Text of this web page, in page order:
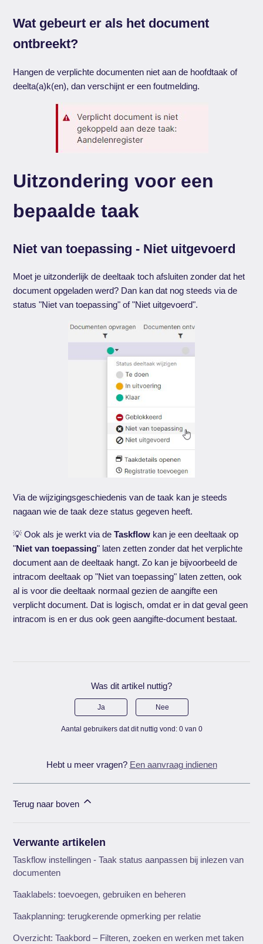
Wat gebeurt er als het document
ontbreekt?
Hangen de verplichte documenten niet aan de hoofdtaak of
deelta(a)k(en), dan verschijnt er een foutmelding.
Uitzondering voor een
bepaalde taak
Niet van toepassing - Niet uitgevoerd
Moet je uitzonderlijk de deeltaak toch afsluiten zonder dat het
document opgeladen werd? Dan kan dat nog steeds via de
status "Niet van toepassing" of "Niet uitgevoerd".
Via de wijzigingsgeschiedenis van de taak kan je steeds
nagaan wie de taak deze status gegeven heeft.
💡 Ook als je werkt via deTaskflow kan je een deeltaak op
"Niet van toepassing" laten zetten zonder dat het verplichte
document aan de deeltaak hangt. Zo kan je bijvoorbeeld de
intracom deeltaak op "Niet van toepassing" laten zetten, ook
al is voor die deeltaak normaal gezien de aangifte een
verplicht document. Dat is logisch, omdat er in dat geval geen
intracom is en er dus ook geen aangifte-document bestaat.
Was dit artikel nuttig?
Ja Nee
Aantal gebruikers dat dit nuttig vond: 0 van 0
Hebt u meer vragen? Een aanvraag indienen
Terug naar boven
Verwante artikelen
Taskflow instellingen - Taak status aanpassen bij inlezen van
documenten
Taaklabels: toevoegen, gebruiken en beheren
Taakplanning: terugkerende opmerking per relatie
Overzicht: Taakbord – Filteren, zoeken en werken met taken